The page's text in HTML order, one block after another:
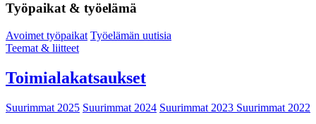
Työpaikat & työelämä
Avoimet työpaikat Työelämän uutisia
Teemat & liitteet
Toimialakatsaukset
Suurimmat 2025 Suurimmat 2024 Suurimmat 2023 Suurimmat 2022